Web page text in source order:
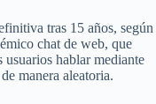
tras 15 años, según
chat de web, que
hablar mediante
manera aleatoria.